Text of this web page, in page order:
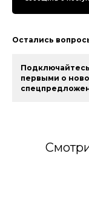
Остались
первыми о